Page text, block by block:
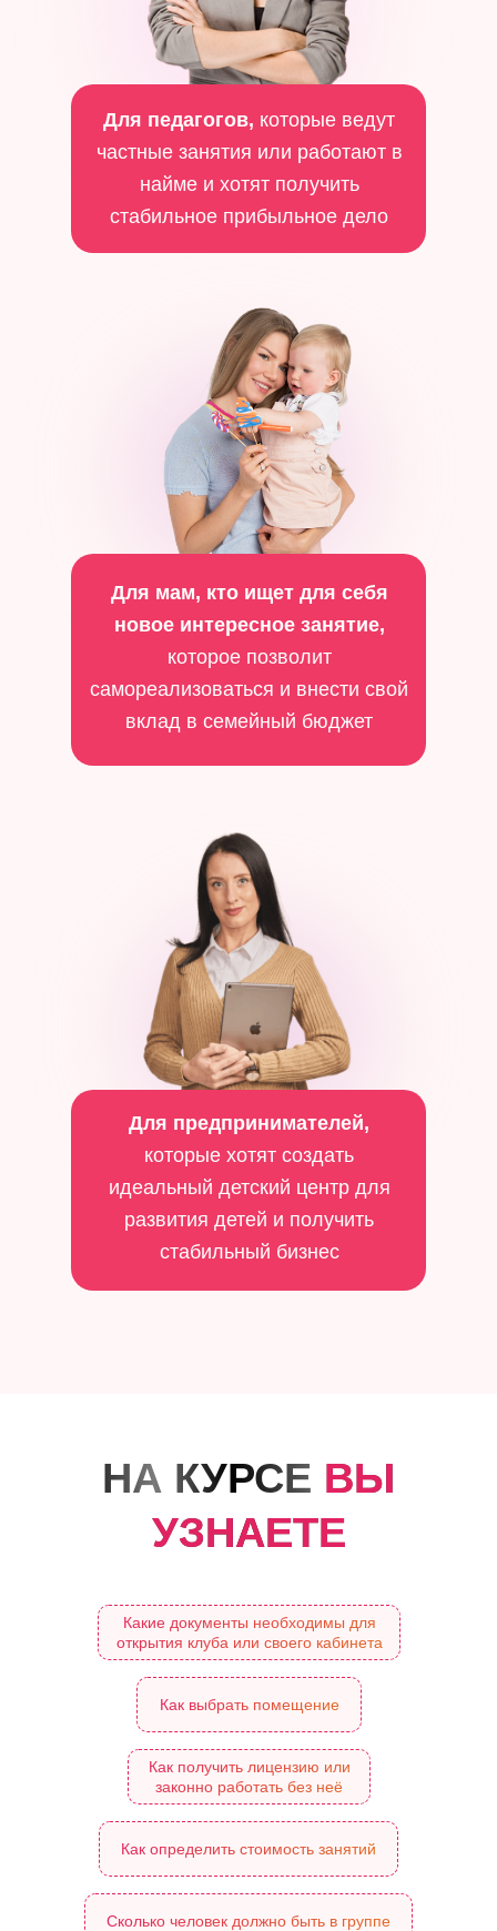
Для мам, кто ищет для себя
новое интересное занятие,
которое позволит
самореализоваться и внести свой
вклад в семейный бюджет
Для предпринимателей,
которые хотят создать
идеальный детский центр для
развития детей и получить
стабильный бизнес
Для педагогов, которые ведут
частные занятия или работают в
найме и хотят получить
стабильное прибыльное дело
Я с вами
НА КУРСЕ ВЫ
УЗНАЕТЕ
Как получить лицензию или
законно работать без неё
Как выбрать помещение
Какие документы необходимы для
открытия клуба или своего кабинета
Сколько человек должно быть в группе
Как определить стоимость занятий